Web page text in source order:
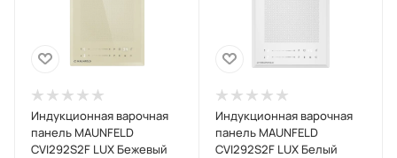
Индукционная варочная
панель MAUNFELD
CVI292S2F LUX Бежевый
Индукционная варочная
панель MAUNFELD
CVI292S2F LUX Белый